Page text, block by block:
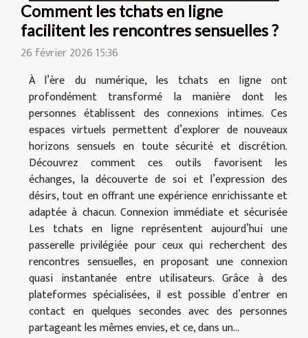
Comment les tchats en ligne
facilitent les rencontres sensuelles ?
26 février 2026 15:36
À l’ère du numérique, les tchats en ligne ont
profondément transformé la manière dont les
personnes établissent des connexions intimes. Ces
espaces virtuels permettent d’explorer de nouveaux
horizons sensuels en toute sécurité et discrétion.
Découvrez comment ces outils favorisent les
échanges, la découverte de soi et l’expression des
désirs, tout en offrant une expérience enrichissante et
adaptée à chacun. Connexion immédiate et sécurisée
Les tchats en ligne représentent aujourd’hui une
passerelle privilégiée pour ceux qui recherchent des
rencontres sensuelles, en proposant une connexion
quasi instantanée entre utilisateurs. Grâce à des
plateformes spécialisées, il est possible d’entrer en
contact en quelques secondes avec des personnes
partageant les mêmes envies, et ce, dans un...